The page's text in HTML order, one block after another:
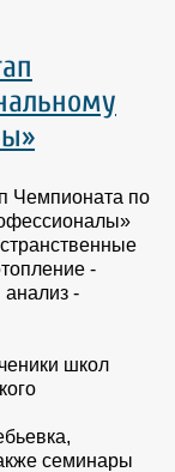
Чемпионата по
-
-
школ
семинары